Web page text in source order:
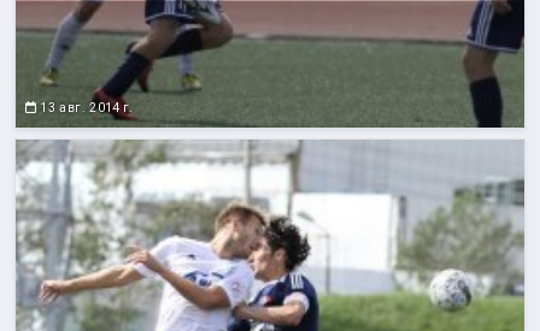
13 авг. 2014 г.